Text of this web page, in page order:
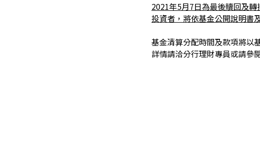
2021年5月7日為最後贖回及
投資者，將依基金公開說明書
基金清算分配時間及款項將以
詳情請洽分行理財專員或請參